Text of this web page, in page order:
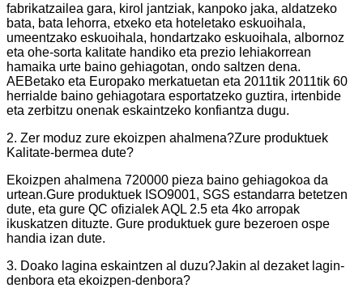
fabrikatzailea gara, kirol jantziak, kanpoko jaka, aldatzeko
bata, bata lehorra, etxeko eta hoteletako eskuoihala,
umeentzako eskuoihala, hondartzako eskuoihala, albornoz
eta ohe-sorta kalitate handiko eta prezio lehiakorrean
hamaika urte baino gehiagotan, ondo saltzen dena.
AEBetako eta Europako merkatuetan eta 2011tik 2011tik 60
herrialde baino gehiagotara esportatzeko guztira, irtenbide
eta zerbitzu onenak eskaintzeko konfiantza dugu.
2. Zer moduz zure ekoizpen ahalmena?Zure produktuek
Kalitate-bermea dute?
Ekoizpen ahalmena 720000 pieza baino gehiagokoa da
urtean.Gure produktuek ISO9001, SGS estandarra betetzen
dute, eta gure QC ofizialek AQL 2.5 eta 4ko arropak
ikuskatzen dituzte. Gure produktuek gure bezeroen ospe
handia izan dute.
3. Doako lagina eskaintzen al duzu?Jakin al dezaket lagin-
denbora eta ekoizpen-denbora?